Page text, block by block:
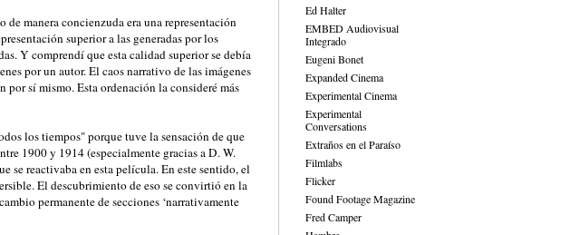
manera concienzuda era una representación
superior a las generadas por los
Y comprendí que esta calidad superior se debía
por un autor. El caos narrativo de las imágenes
sí mismo. Esta ordenación la consideré más
los tiempos" porque tuve la sensación de que
1900 y 1914 (especialmente gracias a D. W.
se reactivaba en esta película. En este sentido, el
El descubrimiento de eso se convirtió en la
permanente de secciones ‘narrativamente
Ed Halter
EMBED Audiovisual
Integrado
Eugeni Bonet
Expanded Cinema
Experimental Cinema
Experimental
Conversations
Extraños en el Paraíso
Filmlabs
Flicker
Found Footage Magazine
Fred Camper